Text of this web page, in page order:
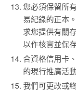
您必須保留所
易紀錄的正本
求您提供有關
以作核實並保
合資格信用卡
的現行推廣活
我們可更改或